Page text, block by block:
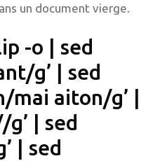
un document vierge.
-o | sed
g’ | sed
mai aiton/g’ |
| sed
| sed